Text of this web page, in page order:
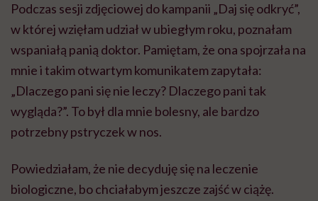
Podczas sesji zdjęciowej do kampanii „Daj się odkryć”,
w której wzięłam udział w ubiegłym roku, poznałam
wspaniałą panią doktor. Pamiętam, że ona spojrzała na
mnie i takim otwartym komunikatem zapytała:
„Dlaczego pani się nie leczy? Dlaczego pani tak
wygląda?”. To był dla mnie bolesny, ale bardzo
potrzebny pstryczek w nos.
Powiedziałam, że nie decyduję się na leczenie
biologiczne, bo chciałabym jeszcze zajść w ciążę.